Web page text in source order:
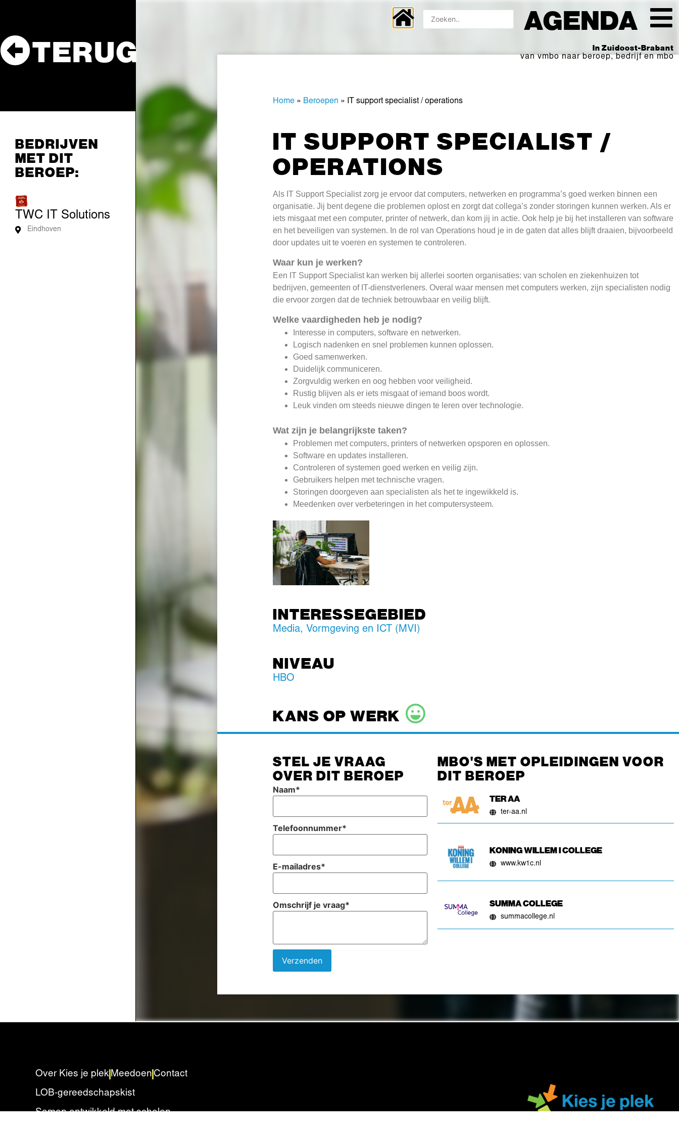
TERUG
BEDRIJVEN
MET DIT
BEROEP:
TWC IT Solutions
Eindhoven
Home » Beroepen » IT support specialist / operations
IT SUPPORT SPECIALIST /
OPERATIONS
Als IT Support Specialist zorg je ervoor dat computers, netwerken en programma’s goed werken binnen een
organisatie. Jij bent degene die problemen oplost en zorgt dat collega’s zonder storingen kunnen werken. Als er
iets misgaat met een computer, printer of netwerk, dan kom jij in actie. Ook help je bij het installeren van software
en het beveiligen van systemen. In de rol van Operations houd je in de gaten dat alles blijft draaien, bijvoorbeeld
door updates uit te voeren en systemen te controleren.
Waar kun je werken?
Een IT Support Specialist kan werken bij allerlei soorten organisaties: van scholen en ziekenhuizen tot
bedrijven, gemeenten of IT-dienstverleners. Overal waar mensen met computers werken, zijn specialisten nodig
die ervoor zorgen dat de techniek betrouwbaar en veilig blijft.
Welke vaardigheden heb je nodig?
Interesse in computers, software en netwerken.
Logisch nadenken en snel problemen kunnen oplossen.
Goed samenwerken.
Duidelijk communiceren.
Zorgvuldig werken en oog hebben voor veiligheid.
Rustig blijven als er iets misgaat of iemand boos wordt.
Leuk vinden om steeds nieuwe dingen te leren over technologie.
Wat zijn je belangrijkste taken?
Problemen met computers, printers of netwerken opsporen en oplossen.
Software en updates installeren.
Controleren of systemen goed werken en veilig zijn.
Gebruikers helpen met technische vragen.
Storingen doorgeven aan specialisten als het te ingewikkeld is.
Meedenken over verbeteringen in het computersysteem.
INTERESSEGEBIED
Media, Vormgeving en ICT (MVI)
NIVEAU
HBO
KANS OP WERK
STEL JE VRAAG
OVER DIT BEROEP
Naam*
Telefoonnummer*
E-mailadres*
Omschrijf je vraag*
Verzenden
MBO'S MET OPLEIDINGEN VOOR
DIT BEROEP
TER AA
ter-aa.nl
KONING WILLEM I COLLEGE
www.kw1c.nl
SUMMA COLLEGE
summacollege.nl
Over Kies je plek Meedoen Contact
LOB-gereedschapskist
Samen ontwikkeld met scholen
AGENDA
In Zuidoost-Brabant
van vmbo naar beroep, bedrijf en mbo